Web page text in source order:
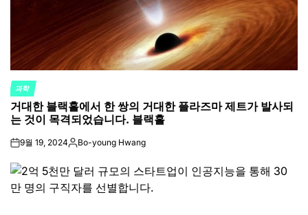
POSTED
IN
과학
거대한 블랙홀에서 한 쌍의 거대한 플라즈마 제트가 발사되
는 것이 목격되었습니다. 블랙홀
on9월 19, 2024Posted
Bo-young Hwang